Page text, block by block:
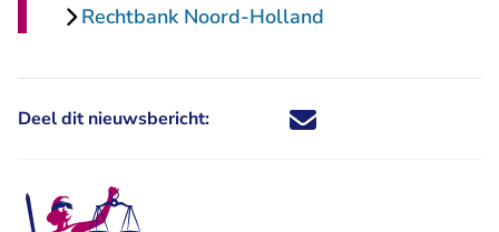
Rechtbank Noord-Holland
Deel dit nieuwsbericht: Deel dit nieuwsbericht via X -
Deel dit nieuwsbericht via
Deel dit nieuwsbericht
Deel dit